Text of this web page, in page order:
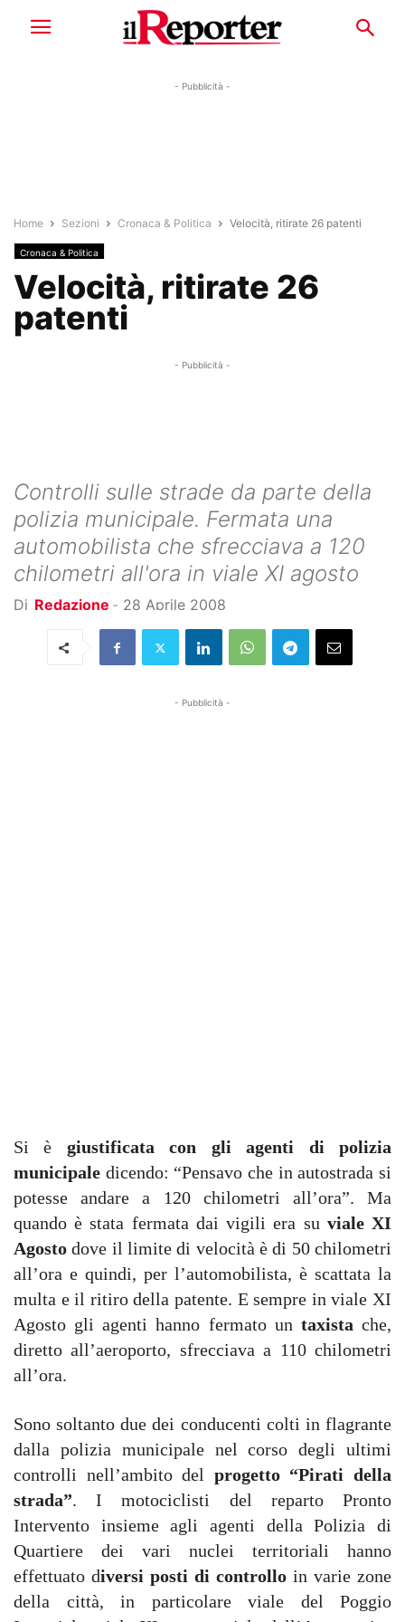
- Pubblicità -
Home Sezioni Cronaca & Politica Velocità, ritirate 26 patenti
Cronaca & Politica
Velocità, ritirate 26
patenti
- Pubblicità -
Controlli sulle strade da parte della
polizia municipale. Fermata una
automobilista che sfrecciava a 120
chilometri all'ora in viale XI agosto
Di Redazione - 28 Aprile 2008
- Pubblicità -
Si è giustificata con gli agenti di polizia
municipale dicendo: “Pensavo che in autostrada si
potesse andare a 120 chilometri all’ora”. Ma
quando è stata fermata dai vigili era su viale XI
Agosto dove il limite di velocità è di 50 chilometri
all’ora e quindi, per l’automobilista, è scattata la
multa e il ritiro della patente. E sempre in viale XI
Agosto gli agenti hanno fermato un taxistache,
diretto all’aeroporto, sfrecciava a 110 chilometri
all’ora.
Sono soltanto due dei conducenti colti in flagrante
dalla polizia municipale nel corso degli ultimi
controlli nell’ambito del progetto “Pirati della
strada”. I motociclisti del reparto Pronto
Intervento insieme agli agenti della Polizia di
Quartiere dei vari nuclei territoriali hanno
effettuato diversi posti di controllo in varie zone
della città, in particolare viale del Poggio